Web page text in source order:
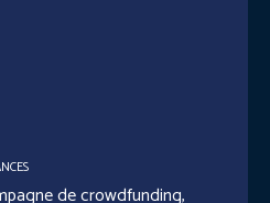
de crowdfunding,